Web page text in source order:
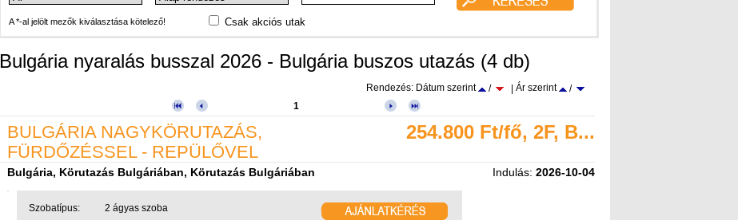
A *-al jelölt mezők kiválasztása kötelező! Csak akciós utak
Bulgária nyaralás busszal 2026 - Bulgária buszos utazás (4 db)
Rendezés: Dátum szerint / Ár szerint
/
1
BULGÁRIA NAGYKÖRUTAZÁS,
FÜRDŐZÉSSEL - REPÜLŐVEL
254.800 Ft/fő, 2F, B...
Bulgária, Körutazás Bulgáriában, Körutazás Bulgáriában Indulás: 2026-10-04
Szobatípus:
2 ágyas szoba